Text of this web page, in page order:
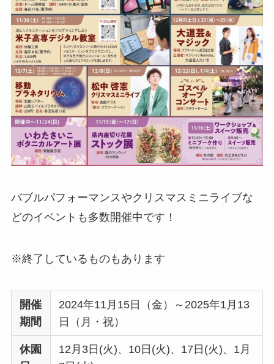
バブルパフォーマンスやクリスマスミニライブな
どのイベントも多数開催中です！
※終了しているものもあります
開催
期間
2024年11月15日（金）～2025年1月13
日（月・祝）
休園
12月3日(火)、10日(火)、17日(火)、1月